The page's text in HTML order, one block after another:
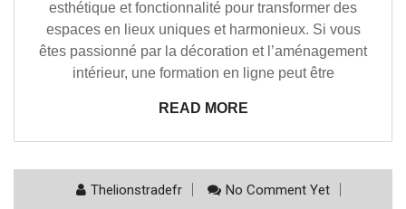
esthétique et fonctionnalité pour transformer des
espaces en lieux uniques et harmonieux. Si vous
êtes passionné par la décoration et l’aménagement
intérieur, une formation en ligne peut être
READ MORE
Thelionstradefr
No Comment Yet